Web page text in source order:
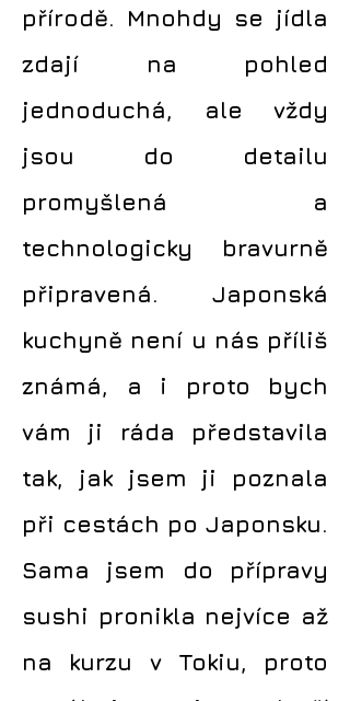
přírodě. Mnohdy se jídla
zdají na pohled
jednoduchá, ale vždy
jsou do detailu
promyšlená a
technologicky bravurně
připravená. Japonská
kuchyně není u nás příliš
známá, a i proto bych
vám ji ráda představila
tak, jak jsem ji poznala
při cestách po Japonsku.
Sama jsem do přípravy
sushi pronikla nejvíce až
na kurzu v Tokiu, proto